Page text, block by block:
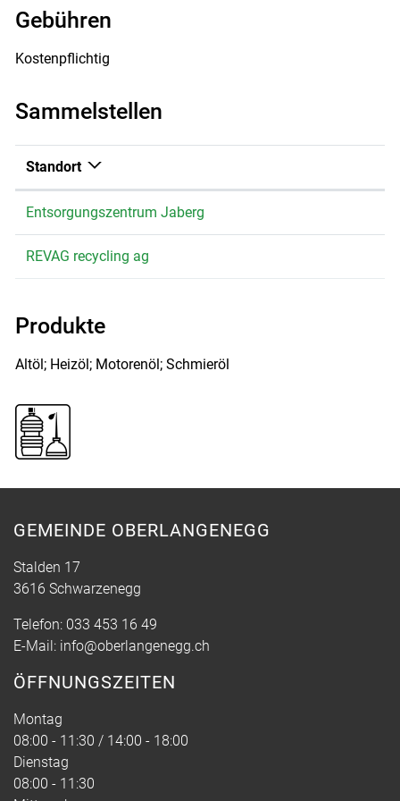
Gebühren
Kostenpflichtig
Sammelstellen
Standort
Entsorgungszentrum Jaberg
REVAG recycling ag
Produkte
Altöl; Heizöl; Motorenöl; Schmieröl
GEMEINDE OBERLANGENEGG
Stalden 17
3616 Schwarzenegg
Telefon: 033 453 16 49
E-Mail: info@oberlangenegg.ch
ÖFFNUNGSZEITEN
Montag
08:00 - 11:30 / 14:00 - 18:00
Dienstag
08:00 - 11:30